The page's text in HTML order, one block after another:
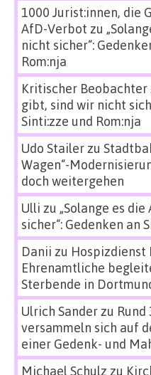
1000 Jurist:innen, die
AfD-Verbot zu
nicht sicher“:
Rom:nja
Kritischer Beobachter
gibt, sind wir nicht
Sinti:zze und Rom:nja
Udo Stailerzu
Wagen“-
doch weitergehen
Ulli zu „Solange es
sicher“: Gedenken an
Danii zu Hospizdienst
Ehrenamtliche
Sterbende in
Ulrich Sanderzu Rund
versammeln sich auf
einer Gedenk- und
Michael Schulz zu